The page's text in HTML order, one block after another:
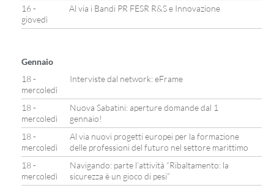
16 -
giovedì
Al via i Bandi PR FESR R&S e Innovazione
Gennaio
18 -
mercoledì
Interviste dal network: eFrame
18 -
mercoledì
Nuova Sabatini: aperture domande dal 1
gennaio!
18 -
mercoledì
Al via nuovi progetti europei per la formazione
delle professioni del futuro nel settore marittimo
18 -
mercoledì
Navigando: parte l’attività “Ribaltamento: la
sicurezza è un gioco di pesi”